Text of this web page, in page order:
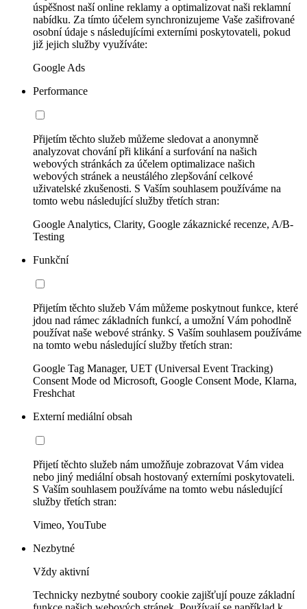
úspěšnost naší online reklamy a optimalizovat naši reklamní
nabídku. Za tímto účelem synchronizujeme Vaše zašifrované
osobní údaje s následujícími externími poskytovateli, pokud
již jejich služby využíváte:
Google Ads
Performance
Přijetím těchto služeb můžeme sledovat a anonymně
analyzovat chování při klikání a surfování na našich
webových stránkách za účelem optimalizace našich
webových stránek a neustálého zlepšování celkové
uživatelské zkušenosti. S Vaším souhlasem používáme na
tomto webu následující služby třetích stran:
Google Analytics, Clarity, Google zákaznické recenze, A/B-
Testing
Funkční
Přijetím těchto služeb Vám můžeme poskytnout funkce, které
jdou nad rámec základních funkcí, a umožní Vám pohodlně
používat naše webové stránky. S Vaším souhlasem používáme
na tomto webu následující služby třetích stran:
Google Tag Manager, UET (Universal Event Tracking)
Consent Mode od Microsoft, Google Consent Mode, Klarna,
Freshchat
Externí mediální obsah
Přijetí těchto služeb nám umožňuje zobrazovat Vám videa
nebo jiný mediální obsah hostovaný externími poskytovateli.
S Vaším souhlasem používáme na tomto webu následující
služby třetích stran:
Vimeo, YouTube
Nezbytné
Vždy aktivní
Technicky nezbytné soubory cookie zajišťují pouze základní